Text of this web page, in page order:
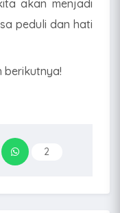
akan menjadi
peduli dan hati
berikutnya!
2